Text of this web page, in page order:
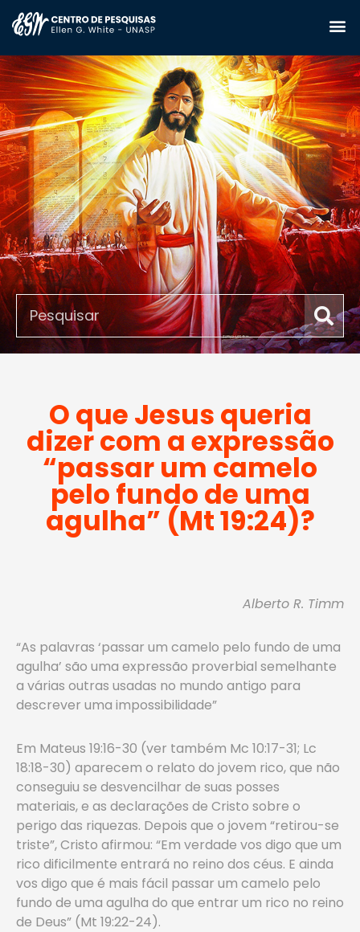
O que Jesus queria
dizer com a expressão
“passar um camelo
pelo fundo de uma
agulha” (Mt 19:24)?
Alberto R. Timm
“As palavras ‘passar um camelo pelo fundo de uma
agulha’ são uma expressão proverbial semelhante
a várias outras usadas no mundo antigo para
descrever uma impossibilidade”
Em Mateus 19:16-30 (ver também Mc 10:17-31; Lc
18:18-30) aparecem o relato do jovem rico, que não
conseguiu se desvencilhar de suas posses
materiais, e as declarações de Cristo sobre o
perigo das riquezas. Depois que o jovem “retirou-se
triste”, Cristo afirmou: “Em verdade vos digo que um
rico dificilmente entrará no reino dos céus. E ainda
vos digo que é mais fácil passar um camelo pelo
fundo de uma agulha do que entrar um rico no reino
de Deus” (Mt 19:22-24).